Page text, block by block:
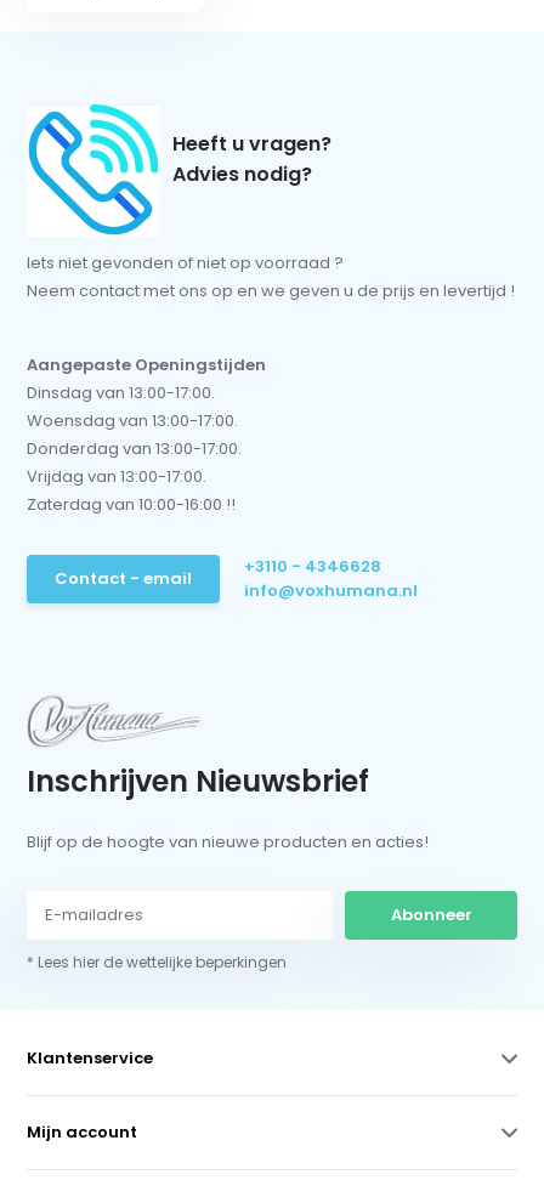
Heeft u vragen?
Advies nodig?
Iets niet gevonden of niet op voorraad ?
Neem contact met ons op en we geven u de prijs en levertijd !
Aangepaste Openingstijden
Dinsdag van 13:00-17:00.
Woensdag van 13:00-17:00.
Donderdag van 13:00-17:00.
Vrijdag van 13:00-17:00.
Zaterdag van 10:00-16:00 !!
Contact - email
+3110 - 4346628
info@voxhumana.nl
Inschrijven Nieuwsbrief
Blijf op de hoogte van nieuwe producten en acties!
Abonneer
* Lees hier de wettelijke beperkingen
Klantenservice
Mijn account